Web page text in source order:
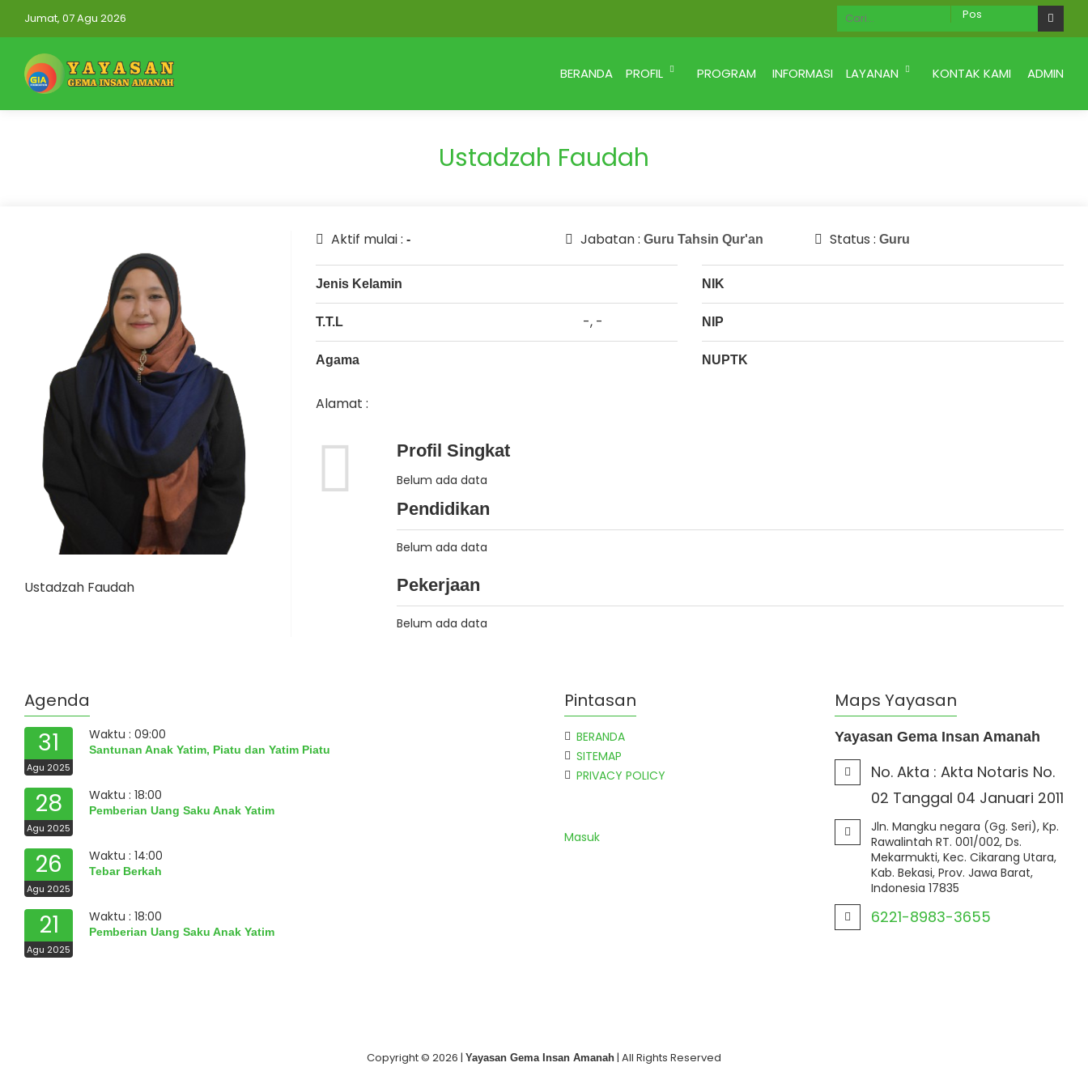
Jumat, 07 Agu 2026 Yayasan Gema Insan Amanah- Berani Berkarya
BERANDA PROFIL PROGRAM INFORMASI LAYANAN KONTAK KAMI ADMIN
Ustadzah Faudah
Ustadzah Faudah
Aktif mulai : - Jabatan : Guru Tahsin Qur'an Status : Guru
Jenis Kelamin
T.T.L -, -
Agama
NIK
NIP
NUPTK
Alamat :
Profil Singkat
Belum ada data
Pendidikan
Belum ada data
Pekerjaan
Belum ada data
Agenda
31
Agu 2025
Waktu : 09:00
Santunan Anak Yatim, Piatu dan Yatim Piatu
28
Agu 2025
Waktu : 18:00
Pemberian Uang Saku Anak Yatim
26
Agu 2025
Waktu : 14:00
Tebar Berkah
21
Agu 2025
Waktu : 18:00
Pemberian Uang Saku Anak Yatim
Pintasan
BERANDA
SITEMAP
PRIVACY POLICY
Masuk
Maps Yayasan
Yayasan Gema Insan Amanah
No. Akta : Akta Notaris No.
02 Tanggal 04 Januari 2011
Jln. Mangku negara (Gg. Seri), Kp.
Rawalintah RT. 001/002, Ds.
Mekarmukti, Kec. Cikarang Utara,
Kab. Bekasi, Prov. Jawa Barat,
Indonesia 17835
6221-8983-3655
Copyright © 2026 | Yayasan Gema Insan Amanah | All Rights Reserved